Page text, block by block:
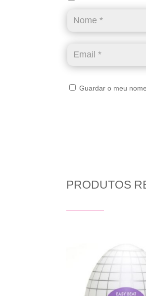
Guardar o meu
PRODUTOS